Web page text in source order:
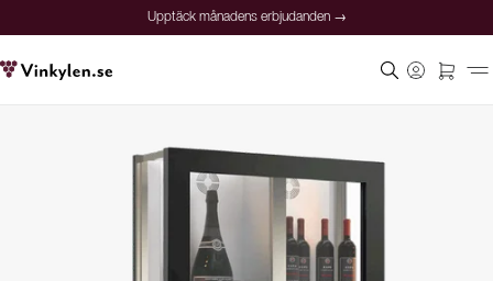
Upptäck månadens erbjudanden →